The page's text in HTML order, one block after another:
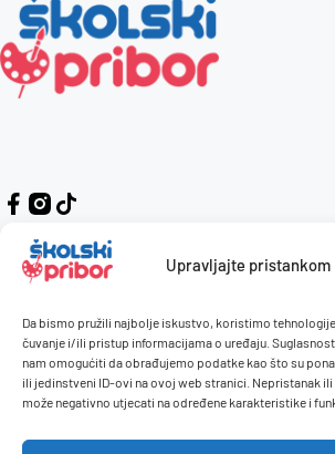
Upravljajte pristankom
Da bismo pružili najbolje iskustvo, koristimo
čuvanje i/ili pristup informacijama o uređaju.
nam omogućiti da obrađujemo podatke kao što su
ili jedinstveni ID-ovi na ovoj web stranici. Nepristanak
može negativno utjecati na određene karakteristike i
Kontakt
O nama
Uvjeti
Pravilnik
Politika privatnosti